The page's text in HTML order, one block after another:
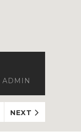
NEXT
ADMIN